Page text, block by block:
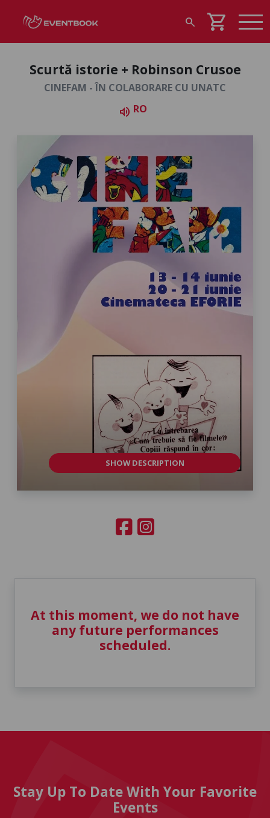
search shopping_cart
Scurtă istorie + Robinson Crusoe
CINEFAM - ÎN COLABORARE CU UNATC
volume_up RO
SHOW DESCRIPTION
At this moment, we do not have
any future performances
scheduled.
Stay Up To Date With Your Favorite
Events